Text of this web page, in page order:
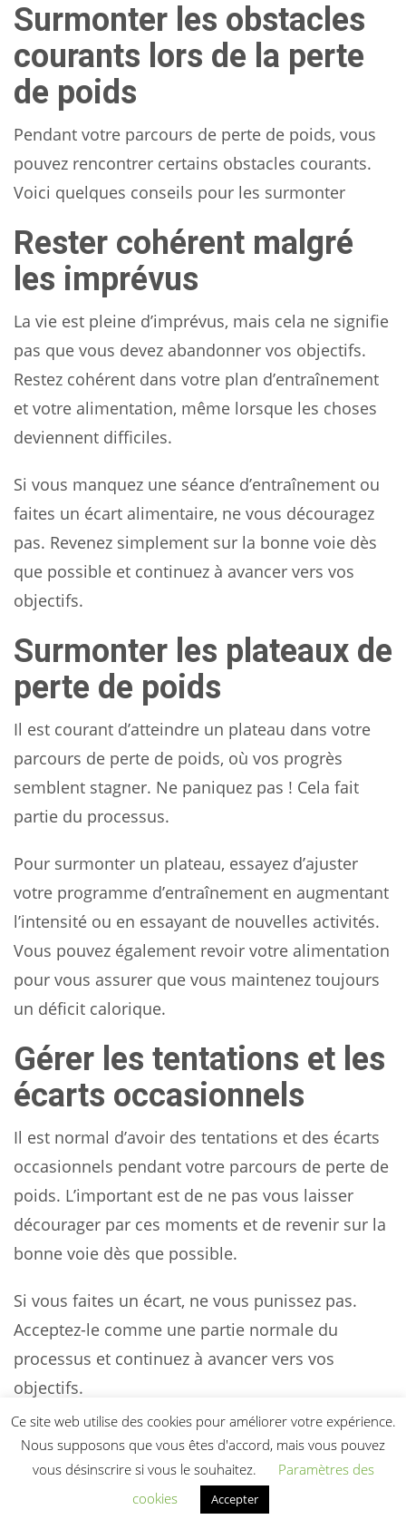
Surmonter les obstacles
courants lors de la perte
de poids
Pendant votre parcours de perte de poids, vous
pouvez rencontrer certains obstacles courants.
Voici quelques conseils pour les surmonter
Rester cohérent malgré
les imprévus
La vie est pleine d’imprévus, mais cela ne signifie
pas que vous devez abandonner vos objectifs.
Restez cohérent dans votre plan d’entraînement
et votre alimentation, même lorsque les choses
deviennent difficiles.
Si vous manquez une séance d’entraînement ou
faites un écart alimentaire, ne vous découragez
pas. Revenez simplement sur la bonne voie dès
que possible et continuez à avancer vers vos
objectifs.
Surmonter les plateaux de
perte de poids
Il est courant d’atteindre un plateau dans votre
parcours de perte de poids, où vos progrès
semblent stagner. Ne paniquez pas ! Cela fait
partie du processus.
Pour surmonter un plateau, essayez d’ajuster
votre programme d’entraînement en augmentant
l’intensité ou en essayant de nouvelles activités.
Vous pouvez également revoir votre alimentation
pour vous assurer que vous maintenez toujours
un déficit calorique.
Gérer les tentations et les
écarts occasionnels
Il est normal d’avoir des tentations et des écarts
occasionnels pendant votre parcours de perte de
poids. L’important est de ne pas vous laisser
décourager par ces moments et de revenir sur la
bonne voie dès que possible.
Si vous faites un écart, ne vous punissez pas.
Acceptez-le comme une partie normale du
processus et continuez à avancer vers vos
objectifs.
Prendre soin de votre
bien-être global
Pour maximiser les résultats de votre plan
Ce site web utilise des cookies pour améliorer votre expérience.
Nous supposons que vous êtes d'accord, mais vous pouvez
vous désinscrire si vous le souhaitez.
Paramètres des
cookies
Accepter